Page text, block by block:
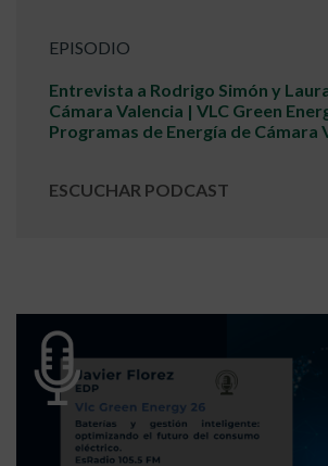
EPISODIO
Entrevista a Rodrigo Simón y
Cámara Valencia | VLC Green
Programas de Energía de Cámara
ESCUCHAR PODCAST